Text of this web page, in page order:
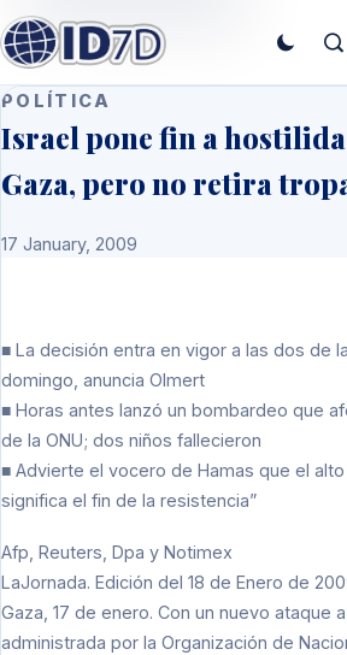
POLÍTICA
Israel pone fin a
Gaza, pero no retira
17 January, 2009
■ La decisión entra en vigor a las dos de
domingo, anuncia Olmert
■ Horas antes lanzó un bombardeo que
de la ONU; dos niños fallecieron
■ Advierte el vocero de Hamas que el alto
significa el fin de la resistencia”
Afp, Reuters, Dpa y Notimex
LaJornada. Edición del 18 de Enero de
Gaza, 17 de enero. Con un nuevo ataque
administrada por la Organización de